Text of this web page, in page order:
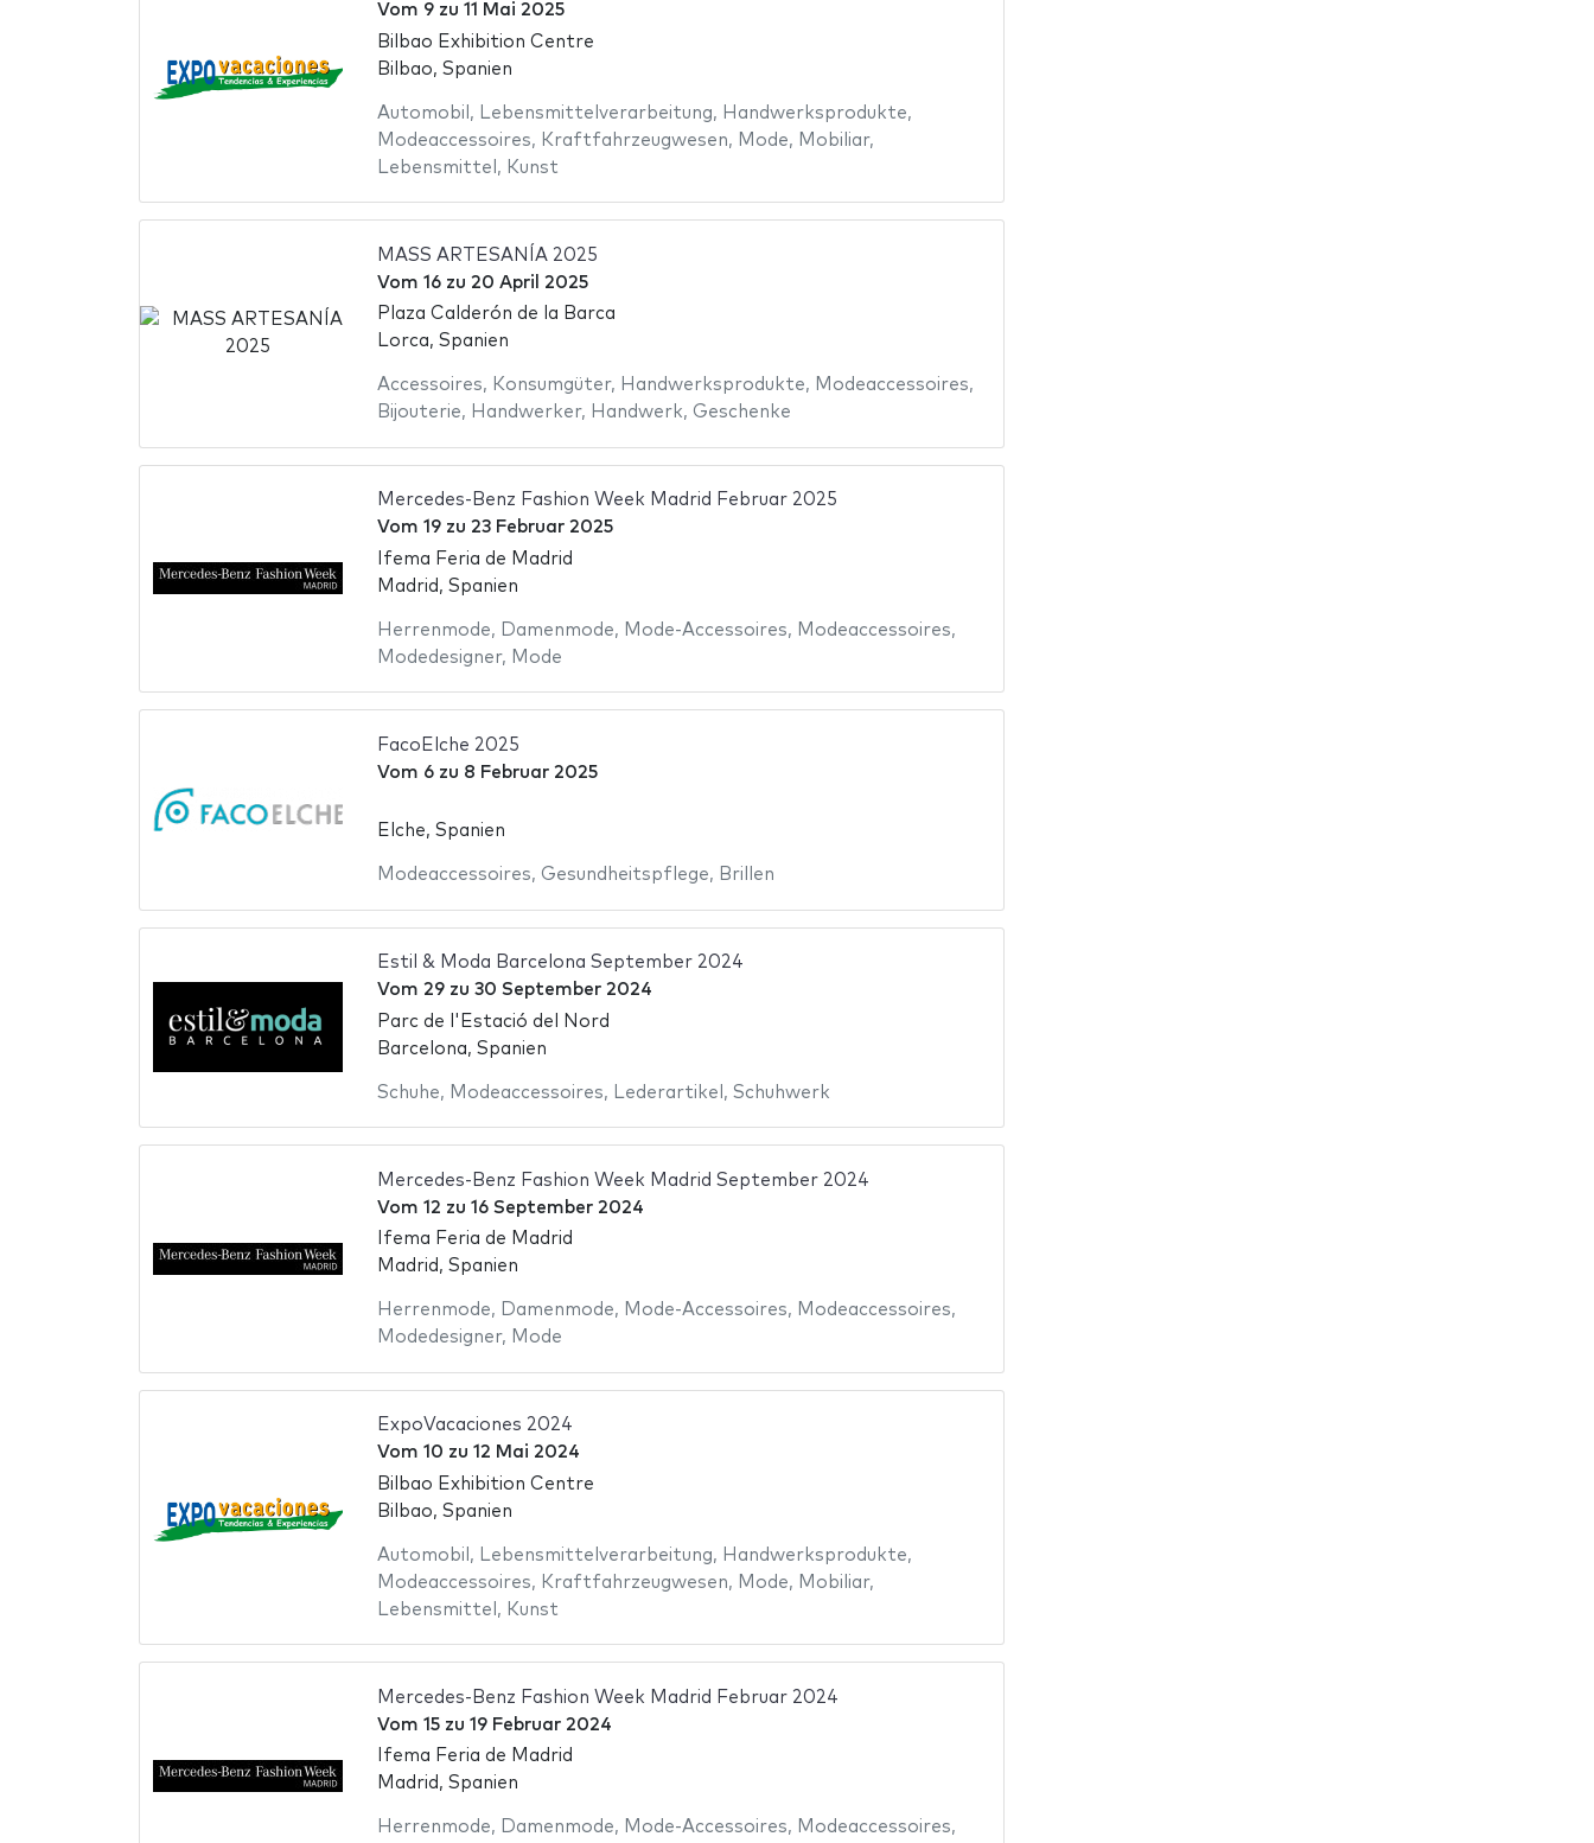
Vom 9zu 11 Mai 2025
Bilbao Exhibition Centre
Bilbao, Spanien
Automobil , Lebensmittelverarbeitung, Handwerksprodukte,
Modeaccessoires, Kraftfahrzeugwesen, Mode, Mobiliar,
Lebensmittel , Kunst
MASS ARTESANÍA 2025
Vom 16zu 20 April 2025
Plaza Calderón de la Barca
Lorca, Spanien
Accessoires, Konsumgüter, Handwerksprodukte, Modeaccessoires,
Bijouterie, Handwerker, Handwerk, Geschenke
Mercedes-Benz Fashion Week Madrid Februar 2025
Vom 19zu 23 Februar 2025
Ifema Feria de Madrid
Madrid, Spanien
Herrenmode, Damenmode, Mode-Accessoires, Modeaccessoires,
Modedesigner, Mode
FacoElche 2025
Vom 6zu 8 Februar 2025
Elche, Spanien
Modeaccessoires, Gesundheitspflege, Brillen
Estil & Moda Barcelona September 2024
Vom 29zu 30 September 2024
Parc de l'Estació del Nord
Barcelona, Spanien
Schuhe, Modeaccessoires, Lederartikel , Schuhwerk
Mercedes-Benz Fashion Week Madrid September 2024
Vom 12 zu 16 September 2024
Ifema Feria de Madrid
Madrid, Spanien
Herrenmode, Damenmode, Mode-Accessoires, Modeaccessoires,
Modedesigner, Mode
ExpoVacaciones 2024
Vom 10 zu 12 Mai 2024
Bilbao Exhibition Centre
Bilbao, Spanien
Automobil , Lebensmittelverarbeitung, Handwerksprodukte,
Modeaccessoires, Kraftfahrzeugwesen, Mode, Mobiliar,
Lebensmittel , Kunst
Mercedes-Benz Fashion Week Madrid Februar 2024
Vom 15zu 19 Februar 2024
Ifema Feria de Madrid
Madrid, Spanien
Herrenmode, Damenmode, Mode-Accessoires, Modeaccessoires,